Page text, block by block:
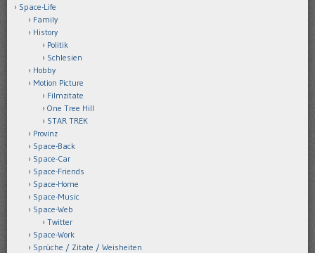
Space-Life
Family
History
Politik
Schlesien
Hobby
Motion Picture
Filmzitate
One Tree Hill
STAR TREK
Provinz
Space-Back
Space-Car
Space-Friends
Space-Home
Space-Music
Space-Web
Twitter
Space-Work
Sprüche / Zitate / Weisheiten